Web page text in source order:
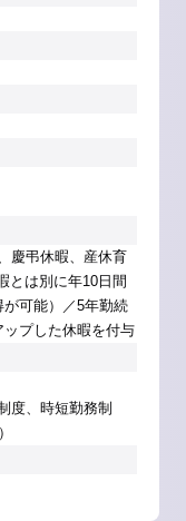
慶弔休暇、産休育
とは別に年10日間
可能）／5年勤続
プした休暇を付与
度、時短勤務制